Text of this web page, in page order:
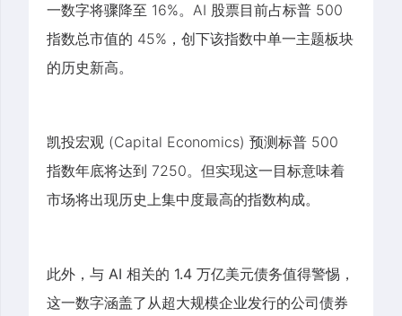
一数字将骤降至 16%。AI 股票目前占标普 500
指数总市值的 45%，创下该指数中单一主题板块
的历史新高。
凯投宏观 (Capital Economics) 预测标普 500
指数年底将达到 7250。但实现这一目标意味着
市场将出现历史上集中度最高的指数构成。
此外， 与 AI 相关的 1.4 万亿美元债务值得警惕 ，
这一数字涵盖了从超大规模企业发行的公司债券